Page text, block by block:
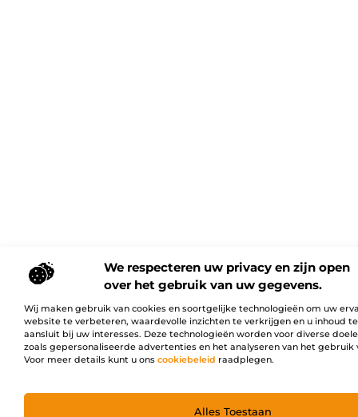
We respecteren uw privacy en zijn open
over het gebruik van uw gegevens.
Wij maken gebruik van cookies en soortgelijke technologieën om uw
website te verbeteren, waardevolle inzichten te verkrijgen en u inhoud
aansluit bij uw interesses. Deze technologieën worden voor diverse
zoals gepersonaliseerde advertenties en het analyseren van het gebruik
Voor meer details kunt u ons cookiebeleid raadplegen.
Alles Toestaan